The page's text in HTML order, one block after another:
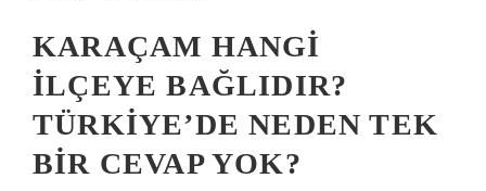
KARAÇAM HANGI
ILÇEYE BAĞLIDIR?
TÜRKIYE’DE NEDEN TEK
BIR CEVAP YOK?